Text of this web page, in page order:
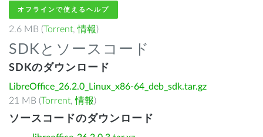
オフラインで使えるヘルプ
2.6 MB (Torrent,情報)
SDKとソースコード
SDKのダウンロード
LibreOffice_26.2.0_Linux_x86-64_deb_sdk.tar.gz
21 MB (Torrent,情報)
ソースコードのダウンロード